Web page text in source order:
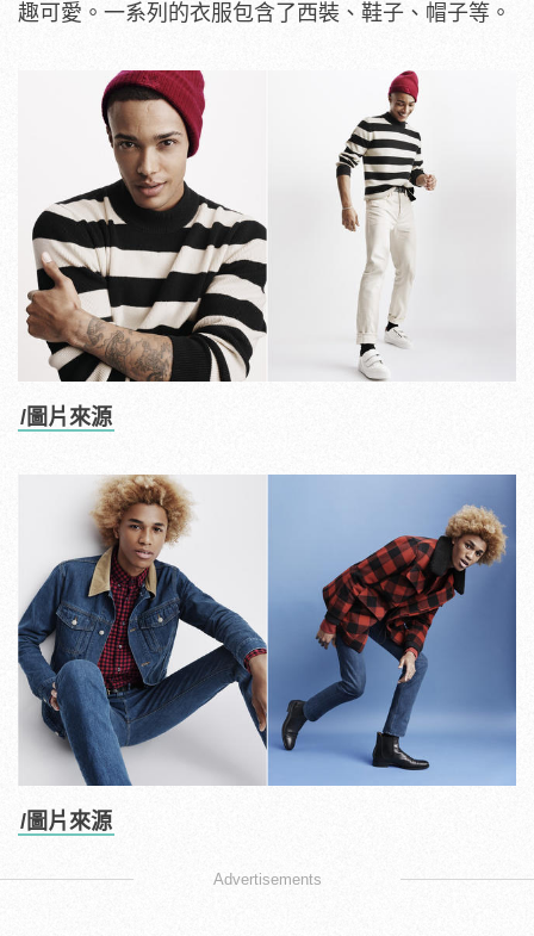
趣可愛。一系列的衣服包含了西裝、鞋子、帽子等。
/圖片來源
/圖片來源
Advertisements